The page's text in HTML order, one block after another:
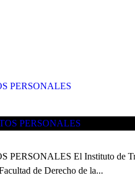
PERSONALES
El Instituto de
de Derecho de la...